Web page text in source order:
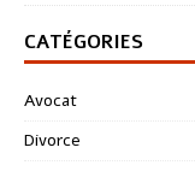
CATÉGORIES
Avocat
Divorce